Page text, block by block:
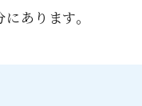
あります。